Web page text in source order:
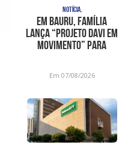
NOTÍCIA,
Em Bauru, família
lança “Projeto Davi em
Movimento” para
Em 07/08/2026